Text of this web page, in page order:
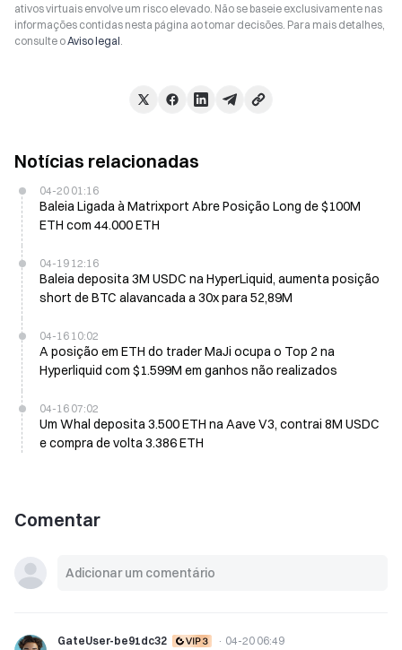
ativos virtuais envolve um risco elevado. Não se baseie exclusivamente nas
informações contidas nesta página ao tomar decisões. Para mais detalhes,
consulte oAviso legal.
Notícias relacionadas
04-20 01:16
Baleia Ligada à Matrixport Abre Posição Long de $100M
ETH com 44.000 ETH
04-19 12:16
Baleia deposita 3M USDC na HyperLiquid, aumenta posição
short de BTC alavancada a 30x para 52,89M
04-16 10:02
A posição em ETH do trader MaJi ocupa o Top 2 na
Hyperliquid com $1.599M em ganhos não realizados
04-16 07:02
Um Whal deposita 3.500 ETH na Aave V3, contrai 8M USDC
e compra de volta 3.386 ETH
Comentar
GateUser-be91dc32 · 04-20 06:49